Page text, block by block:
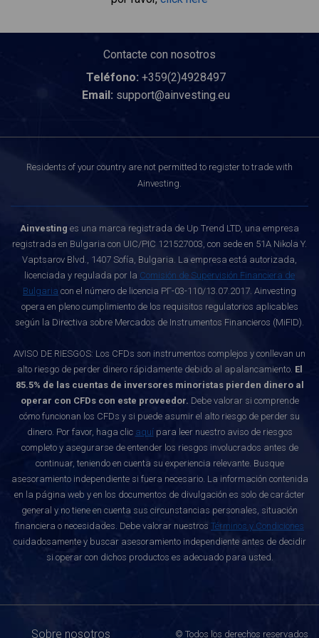
Contacte con nosotros
Teléfono: +359(2)4928497
Email: support@ainvesting.eu
Residents of your country are not permitted to register to trade with
Ainvesting.
Ainvesting es una marca registrada de Up Trend LTD, una empresa
registrada en Bulgaria con UIC/PIC 121527003, con sede en 51A Nikola Y.
Vaptsarov Blvd., 1407 Sofía, Bulgaria. La empresa está autorizada,
licenciada y regulada por la Comisión de Supervisión Financiera de
Bulgaria con el número de licencia РГ-03-110/13.07.2017. Ainvesting
opera en pleno cumplimiento de los requisitos regulatorios aplicables
según la Directiva sobre Mercados de Instrumentos Financieros (MiFID).
AVISO DE RIESGOS: Los CFDs son instrumentos complejos y conllevan un
alto riesgo de perder dinero rápidamente debido al apalancamiento. El
85.5% de las cuentas de inversores minoristas pierden dinero al
operar con CFDs con este proveedor. Debe valorar si comprende
cómo funcionan los CFDs y si puede asumir el alto riesgo de perder su
dinero. Por favor, haga clic aquípara leer nuestro aviso de riesgos
completo y asegurarse de entender los riesgos involucrados antes de
continuar, teniendo en cuenta su experiencia relevante. Busque
asesoramiento independiente si fuera necesario. La información contenida
en la página web y en los documentos de divulgación es solo de carácter
general y no tiene en cuenta sus circunstancias personales, situación
financiera o necesidades. Debe valorar nuestros Términos y Condiciones
cuidadosamente y buscar asesoramiento independiente antes de decidir
si operar con dichos productos es adecuado para usted.
Sobre nosotros © Todos los derechos reservados